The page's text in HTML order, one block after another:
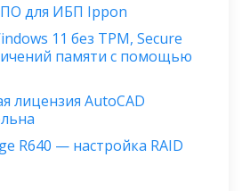
для ИБП Ippon
11 без TPM, Secure
памяти с помощью
лицензия AutoCAD
R640 — настройка RAID